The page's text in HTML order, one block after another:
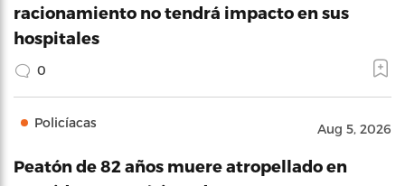
racionamiento no tendrá impacto en sus
hospitales
0
Policíacas Aug 5, 2026
Peatón de 82 años muere atropellado en